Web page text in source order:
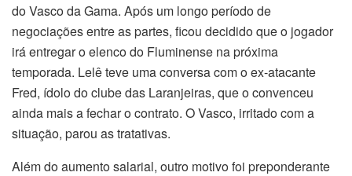
do Vasco da Gama. Após um longo período de
negociações entre as partes, ficou decidido que o jogador
irá entregar o elenco do Fluminense na próxima
temporada. Lelê teve uma conversa com o ex-atacante
Fred, ídolo do clube das Laranjeiras, que o convenceu
ainda mais a fechar o contrato. O Vasco, irritado com a
situação, parou as tratativas.
Além do aumento salarial, outro motivo foi preponderante